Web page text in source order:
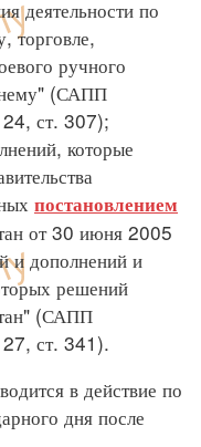
деятельности по
торговле,
ручного
нему" (САПП
24, ст. 307);
которые
постановлением
от 30 июня 2005
и дополнений и
решений
(САПП
27, ст. 341).
в действие по
дня после